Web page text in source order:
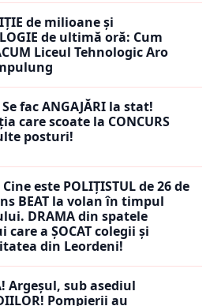
de milioane și
de ultimă oră: Cum
Liceul Tehnologic Aro
fac ANGAJĂRI la stat!
care scoate la CONCURS
posturi!
Cine este POLIȚISTUL de 26 de
BEAT la volan în timpul
DRAMA din spatele
care a ȘOCAT colegii și
din Leordeni!
Argeșul, sub asediul
Pompierii au